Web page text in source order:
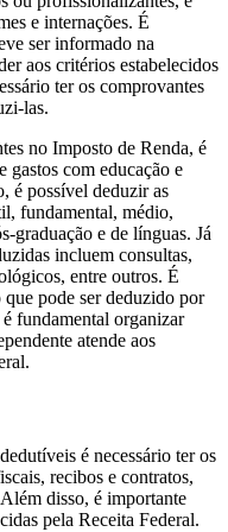
e internações. É
ser informado na
aos critérios estabelecidos
ter os comprovantes
las.
no Imposto de Renda, é
gastos com educação e
é possível deduzir as
fundamental, médio,
graduação e de línguas. Já
incluem consultas,
entre outros. É
pode ser deduzido por
fundamental organizar
atende aos
é necessário ter os
recibos e contratos,
disso, é importante
pela Receita Federal.